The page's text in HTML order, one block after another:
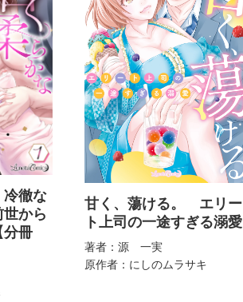
徹な
から
分冊
甘く、蕩ける。 エリー
ト上司の一途すぎる溺愛
著者：源 一実
原作者：にしのムラサキ